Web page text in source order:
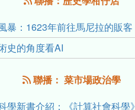
史的角度看AI
聯播： 菜市場政治學
學新書介紹：《計算社會科學》